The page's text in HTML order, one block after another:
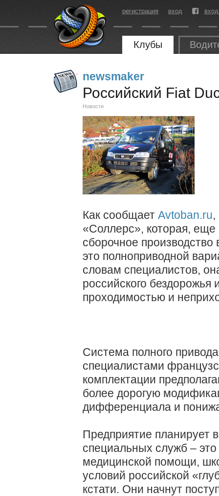
регистрация вход
Клубы
newsmaker
Российский Fiat
Новости
Как сообщает Avtoban.ru,
«Соллерс», которая, еще
сборочное
это полноприводной
словам специалистов,
российского
проходимостью и
Система полного
специалистами
комплектации
более дорогую
дифференциала и
Предприятие планирует
специальных служб –
медицинской помощи,
условий российской
кстати. Они начнут